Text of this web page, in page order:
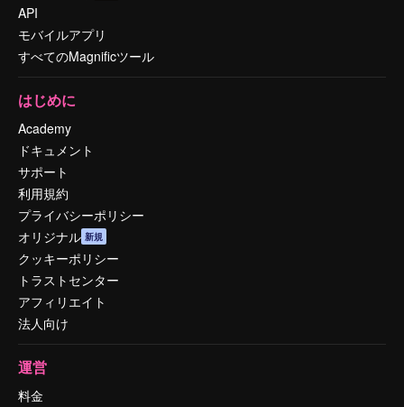
API
モバイルアプリ
すべてのMagnificツール
はじめに
Academy
ドキュメント
サポート
利用規約
プライバシーポリシー
オリジナル 新規
クッキーポリシー
トラストセンター
アフィリエイト
法人向け
運営
料金